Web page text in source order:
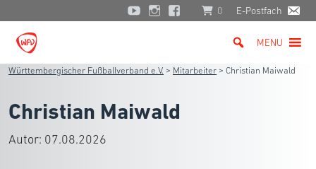
0 E-Postfach
MENU
Württembergischer Fußballverband e.V. > Mitarbeiter > Christian Maiwald
Christian Maiwald
Autor: 07.08.2026